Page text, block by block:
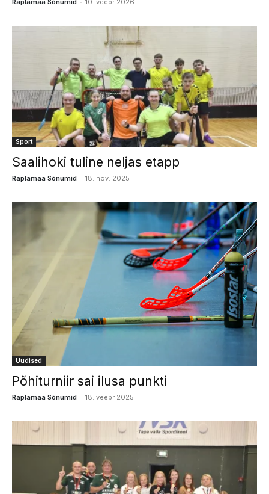
Sport
Saalihoki tuline neljas etapp
Raplamaa Sõnumid - 18. nov. 2025
Uudised
Põhiturniir sai ilusa punkti
Raplamaa Sõnumid - 18. veebr 2025